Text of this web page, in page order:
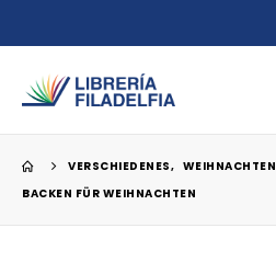
VERSCHIEDENES, WEIHNACHTEN
BACKEN FÜR WEIHNACHTEN